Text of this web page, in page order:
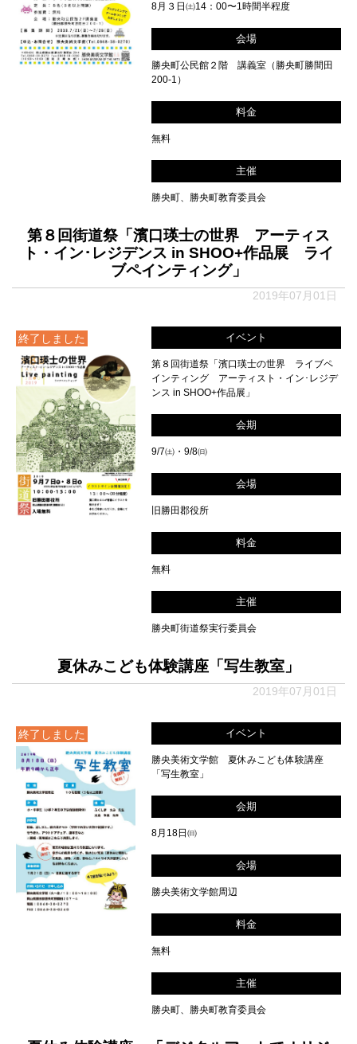
8月３日㈯14：00〜1時間半程度
会場
勝央町公民館２階 講義室（勝央町勝間田
200-1）
料金
無料
主催
勝央町、勝央町教育委員会
第８回街道祭「濱口瑛士の世界 アーティス
ト・イン･レジデンス in SHOO+作品展 ライ
ブペインティング」
2019年07月01日
終了しました イベント
第８回街道祭「濱口瑛士の世界 ライブペ
インティング アーティスト・イン･レジデ
ンス in SHOO+作品展」
会期
9/7㈯・9/8㈰
会場
旧勝田郡役所
料金
無料
主催
勝央町街道祭実行委員会
夏休みこども体験講座「写生教室」
2019年07月01日
終了しました イベント
勝央美術文学館 夏休みこども体験講座
「写生教室」
会期
8月18日㈰
会場
勝央美術文学館周辺
料金
無料
主催
勝央町、勝央町教育委員会